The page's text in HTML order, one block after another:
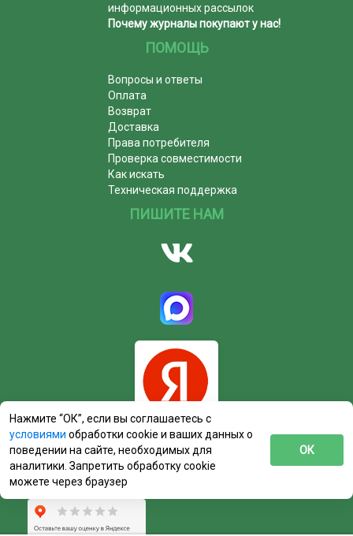
информационных рассылок
Почему журналы покупают у нас!
ПОМОЩЬ
Вопросы и ответы
Оплата
Возврат
Доставка
Права потребителя
Проверка совместимости
Как искать
Техническая поддержка
ПИШИТЕ НАМ
Нажмите “ОК”, если вы соглашаетесь с
условиями обработки cookie и ваших данных о
поведении на сайте, необходимых для
аналитики. Запретить обработку cookie
можете через браузер
ОК